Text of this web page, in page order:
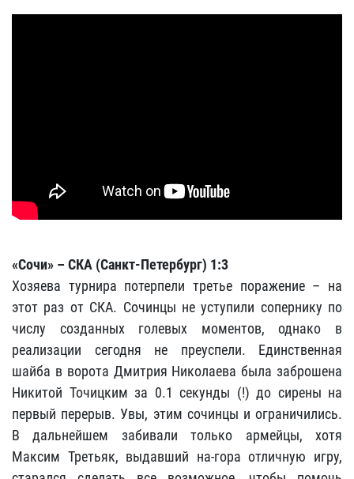
«Сочи» – СКА (Санкт-Петербург) 1:3
Хозяева турнира потерпели третье поражение – на
этот раз от СКА. Сочинцы не уступили сопернику по
числу созданных голевых моментов, однако в
реализации сегодня не преуспели. Единственная
шайба в ворота Дмитрия Николаева была заброшена
Никитой Точицким за 0.1 секунды (!) до сирены на
первый перерыв. Увы, этим сочинцы и ограничились.
В дальнейшем забивали только армейцы, хотя
Максим Третьяк, выдавший на-гора отличную игру,